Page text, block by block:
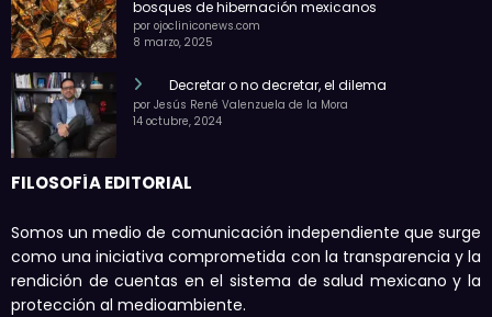
bosques de hibernación mexicanos
por ojocliniconews.com
8 marzo, 2025
Decretar o no decretar, el dilema
por Jesús René Valenzuela de la Mora
14 octubre, 2024
FILOSOFÍA EDITORIAL
Somos un medio de comunicación independiente que surge
como una iniciativa comprometida con la transparencia y la
rendición de cuentas en el sistema de salud mexicano y la
protección al medioambiente.